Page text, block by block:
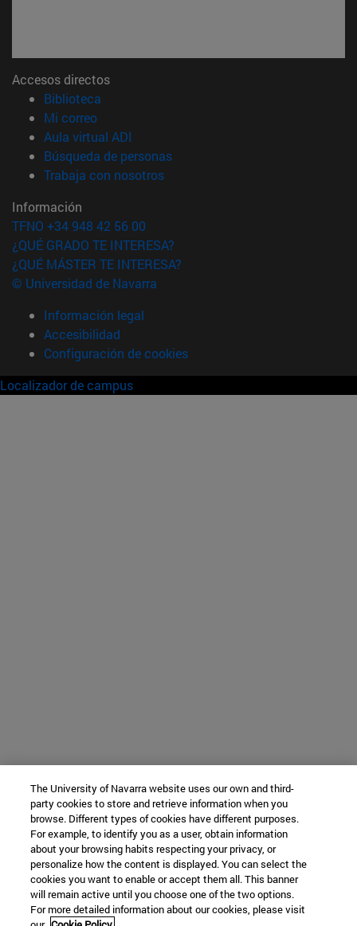
Accesos directos
Biblioteca
Mi correo(abre en nueva ventana)
Aula virtual ADI
Búsqueda de personas(abre en nueva ventana)
Trabaja con nosotros(abre en nueva ventana)
Información
TFNO +34 948 42 56 00
¿QUÉ GRADO TE INTERESA?
¿QUÉ MÁSTER TE INTERESA?
© Universidad de Navarra
Información legal
Accesibilidad
Configuración de cookies
Localizador de campus
The University of Navarra website uses our own and third-
party cookies to store and retrieve information when you
browse. Different types of cookies have different purposes.
For example, to identify you as a user, obtain information
about your browsing habits respecting your privacy, or
personalize how the content is displayed. You can select the
cookies you want to enable or accept them all. This banner
will remain active until you choose one of the two options.
For more detailed information about our cookies, please visit